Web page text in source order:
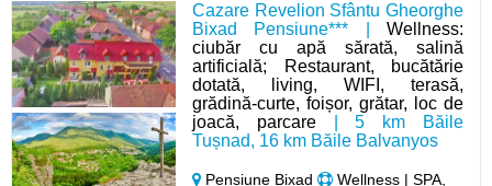
Cazare Revelion Sfântu Gheorghe
Bixad Pensiune*** | Wellness:
ciubăr cu apă sărată, salină
artificială; Restaurant, bucătărie
dotată, living, WIFI, terasă,
grădină-curte, foișor, grătar, loc de
joacă, parcare| 5 km Băile
Tușnad, 16 km Băile Balvanyos
Pensiune Bixad
Wellness | SPA,